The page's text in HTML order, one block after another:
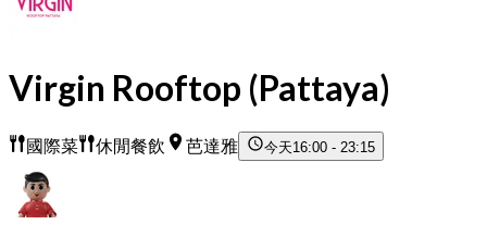
Virgin Rooftop (Pattaya)
國際菜 休閒餐飲 芭達雅 今天16:00 - 23:15